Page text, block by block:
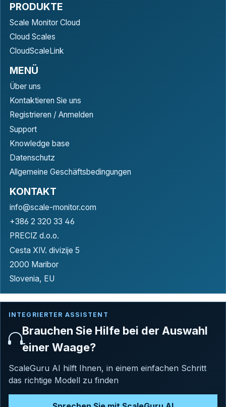
PRODUKTE
Scale Monitor Cloud
Cloud Scales
CloudScaleLink
MENÜ
Über uns
Kontaktieren Sie uns
Registrieren / Anmelden
Support
Knowledge base
Datenschutz
Allgemeine Geschäftsbedingungen
KONTAKT
info@scale-monitor.com
+386 2 320 33 46
PRECIZ d.o.o.
Cesta XIV. divizije 5
2000 Maribor
Slovenia, EU
INTEGRIERTER ASSISTENT
Brauchen Sie Hilfe bei der Auswahl
einer Waage?
ScaleGuru AI hilft Ihnen, in einem einfachen Schritt
das richtige Modell zu finden